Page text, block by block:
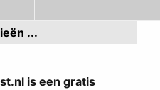
...
is een gratis